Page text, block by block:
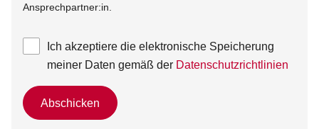
Ansprechpartner:in.
Ich akzeptiere die elektronische Speicherung
meiner Daten gemäß der Datenschutzrichtlinien
Abschicken